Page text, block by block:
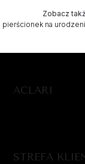
Zobacz
pierścionek na
ACLARI
STREFA